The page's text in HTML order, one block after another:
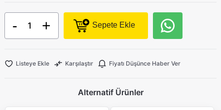
- + Sepete Ekle
Listeye Ekle Karşılaştır Fiyatı Düşünce Haber Ver
Alternatif Ürünler